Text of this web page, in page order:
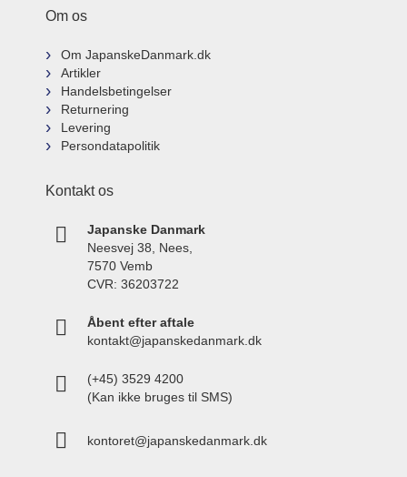
Om os
Om JapanskeDanmark.dk
Artikler
Handelsbetingelser
Returnering
Levering
Persondatapolitik
Kontakt os
Japanske Danmark
Neesvej 38, Nees,
7570 Vemb
CVR: 36203722
Åbent efter aftale
kontakt@japanskedanmark.dk
(+45) 3529 4200
(Kan ikke bruges til SMS)
kontoret@japanskedanmark.dk